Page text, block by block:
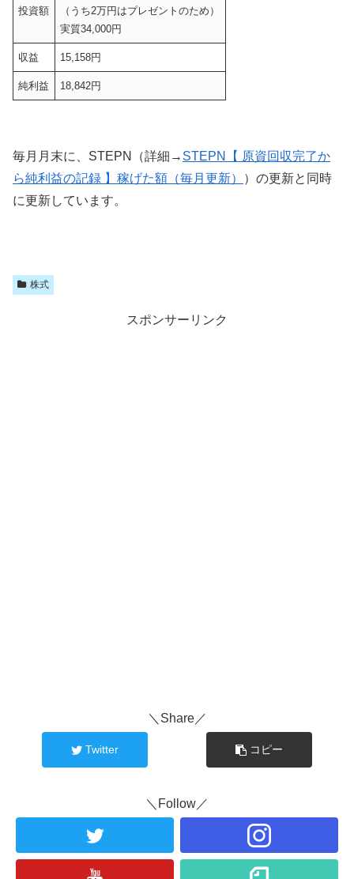
投資額
（うち2万円はプレゼントのため）
実質34,000円
収益 15,158円
純利益 18,842円
毎月月末に、STEPN（詳細→ STEPN【 原資回収完了か
ら純利益の記録 】稼げた額（毎月更新）
）の更新と同時
に更新しています。
株式
スポンサーリンク
＼Share／
Twitter コピー
＼Follow／